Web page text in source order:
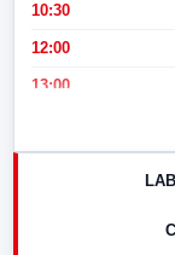
10:30
12:00
13:00